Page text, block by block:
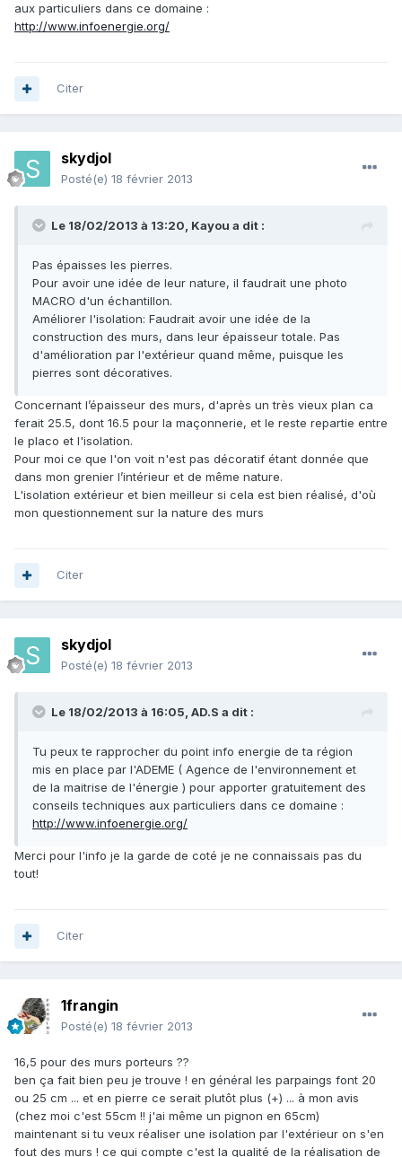
aux particuliers dans ce domaine :
http://www.infoenergie.org/
Citer
skydjol
Posté(e) 18 février 2013
Le 18/02/2013 à 13:20, Kayou a dit :
Pas épaisses les pierres.
Pour avoir une idée de leur nature, il faudrait une photo
MACRO d'un échantillon.
Améliorer l'isolation: Faudrait avoir une idée de la
construction des murs, dans leur épaisseur totale. Pas
d'amélioration par l'extérieur quand même, puisque les
pierres sont décoratives.
Concernant l’épaisseur des murs, d'après un très vieux plan ca
ferait 25.5, dont 16.5 pour la maçonnerie, et le reste repartie entre
le placo et l'isolation.
Pour moi ce que l'on voit n'est pas décoratif étant donnée que
dans mon grenier l’intérieur et de même nature.
L'isolation extérieur et bien meilleur si cela est bien réalisé, d'où
mon questionnement sur la nature des murs
Citer
skydjol
Posté(e) 18 février 2013
Le 18/02/2013 à 16:05, AD.S a dit :
Tu peux te rapprocher du point info energie de ta région
mis en place par l'ADEME ( Agence de l'environnement et
de la maitrise de l'énergie ) pour apporter gratuitement des
conseils techniques aux particuliers dans ce domaine :
http://www.infoenergie.org/
Merci pour l'info je la garde de coté je ne connaissais pas du
tout!
Citer
1frangin
Posté(e) 18 février 2013
16,5 pour des murs porteurs ??
ben ça fait bien peu je trouve ! en général les parpaings font 20
ou 25 cm ... et en pierre ce serait plutôt plus (+) ... à mon avis
(chez moi c'est 55cm !! j'ai même un pignon en 65cm)
maintenant si tu veux réaliser une isolation par l'extérieur on s'en
fout des murs ! ce qui compte c'est la qualité de la réalisation de